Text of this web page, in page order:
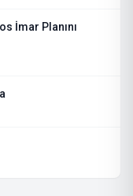
İmar Planını